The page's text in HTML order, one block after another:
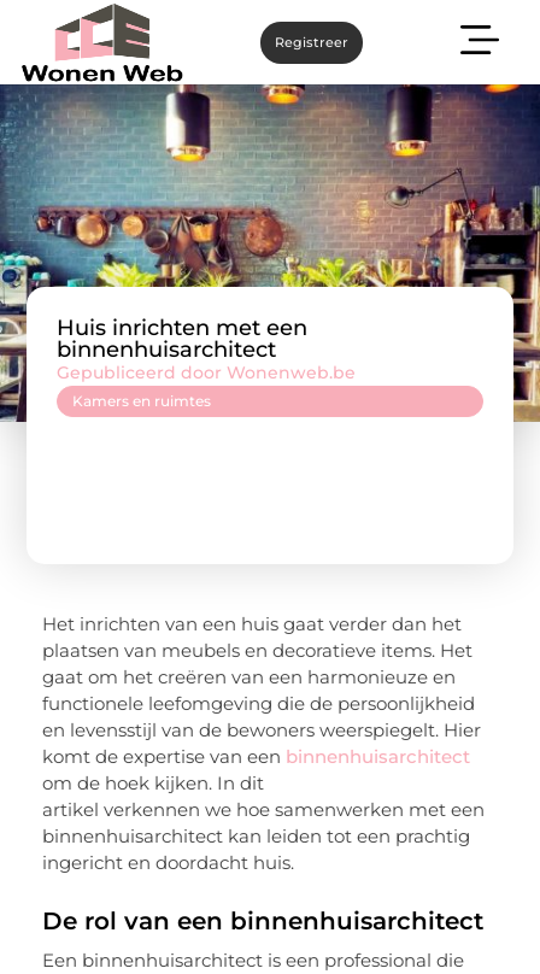
Registreer
Huis inrichten met een
binnenhuisarchitect
Kamers en ruimtes
Gepubliceerd door Wonenweb.be
Het inrichten van een huis gaat verder dan het
plaatsen van meubels en decoratieve items. Het
gaat om het creëren van een harmonieuze en
functionele leefomgeving die de persoonlijkheid
en levensstijl van de bewoners weerspiegelt. Hier
komt de expertise van een binnenhuisarchitect
om de hoek kijken. In dit
artikel verkennen we hoe samenwerken met een
binnenhuisarchitect kan leiden tot een prachtig
ingericht en doordacht huis.
De rol van een binnenhuisarchitect
Een binnenhuisarchitect is een professional die